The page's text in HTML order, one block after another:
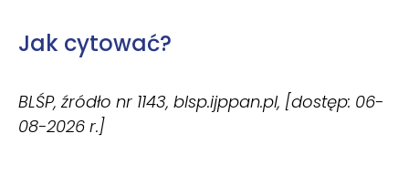
Jak cytować?
BLŚP, źródło nr 1143, blsp.ijppan.pl, [dostęp: 06-
08-2026 r.]